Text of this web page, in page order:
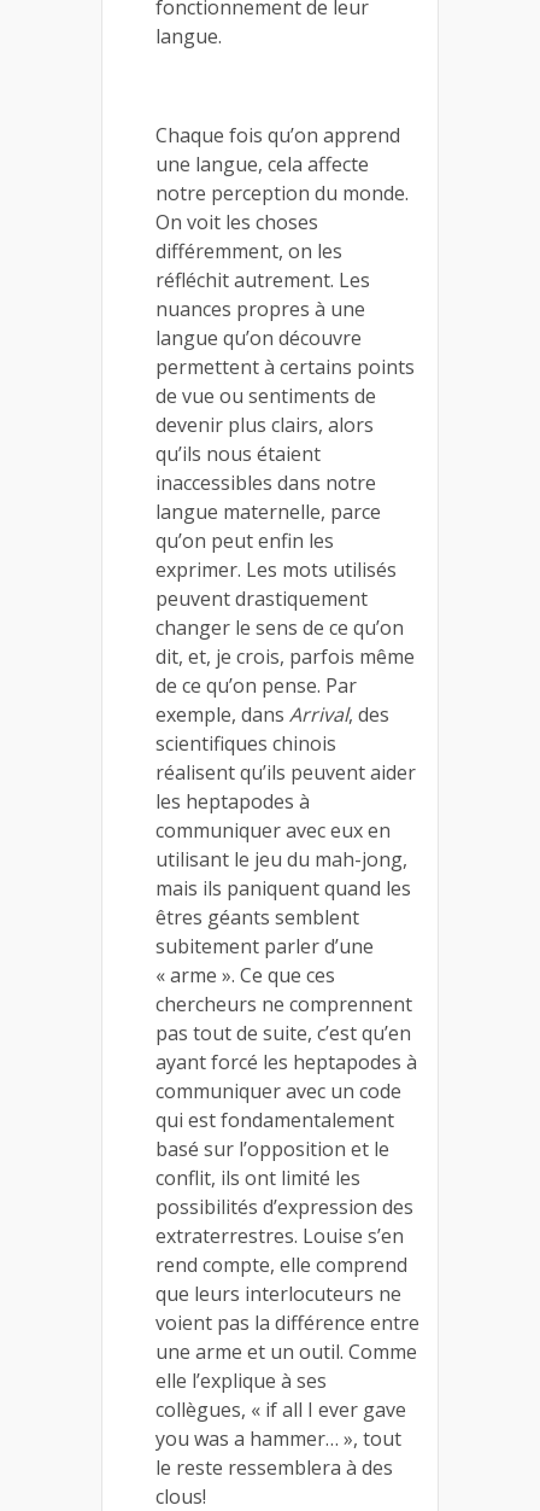
fonctionnement de leur
langue.
Chaque fois qu’on apprend
une langue, cela affecte
notre perception du monde.
On voit les choses
différemment, on les
réfléchit autrement. Les
nuances propres à une
langue qu’on découvre
permettent à certains points
de vue ou sentiments de
devenir plus clairs, alors
qu’ils nous étaient
inaccessibles dans notre
langue maternelle, parce
qu’on peut enfin les
exprimer. Les mots utilisés
peuvent drastiquement
changer le sens de ce qu’on
dit, et, je crois, parfois même
de ce qu’on pense. Par
exemple, dans Arrival, des
scientifiques chinois
réalisent qu’ils peuvent aider
les heptapodes à
communiquer avec eux en
utilisant le jeu du mah-jong,
mais ils paniquent quand les
êtres géants semblent
subitement parler d’une
« arme ». Ce que ces
chercheurs ne comprennent
pas tout de suite, c’est qu’en
ayant forcé les heptapodes à
communiquer avec un code
qui est fondamentalement
basé sur l’opposition et le
conflit, ils ont limité les
possibilités d’expression des
extraterrestres. Louise s’en
rend compte, elle comprend
que leurs interlocuteurs ne
voient pas la différence entre
une arme et un outil. Comme
elle l’explique à ses
collègues, « if all I ever gave
you was a hammer… », tout
le reste ressemblera à des
clous!